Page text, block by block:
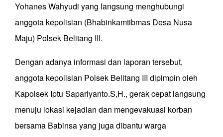
Yohanes Wahyudi yang langsung menghubungi
anggota kepolisian (Bhabinkamtibmas Desa Nusa
Maju) Polsek Belitang III.
Dengan adanya informasi dan laporan tersebut,
anggota kepolisian Polsek Belitang III dipimpin oleh
Kapolsek Iptu Sapariyanto.S,H., gerak cepat langsung
menuju lokasi kejadian dan mengevakuasi korban
bersama Babinsa yang juga dibantu warga